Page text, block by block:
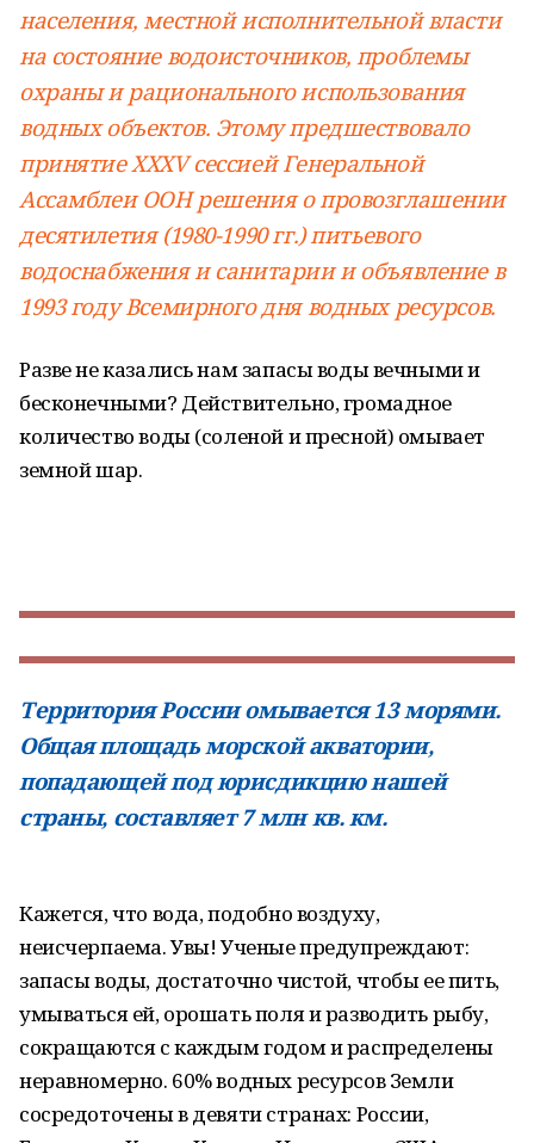
населения, местной исполнительной власти
на состояние водоисточников, проблемы
охраны и рационального использования
водных объектов. Этому предшествовало
принятие XXXV сессией Генеральной
Ассамблеи ООН решения о провозглашении
десятилетия (1980-1990 гг.) питьевого
водоснабжения и санитарии и объявление в
1993 году Всемирного дня водных ресурсов.
Разве не казались нам запасы воды вечными и
бесконечными? Действительно, громадное
количество воды (соленой и пресной) омывает
земной шар.
Территория России омывается 13 морями.
Общая площадь морской акватории,
попадающей под юрисдикцию нашей
страны, составляет7 млн кв. км.
Кажется, что вода, подобно воздуху,
неисчерпаема. Увы! Ученые предупреждают:
запасы воды, достаточно чистой, чтобы ее пить,
умываться ей, орошать поля и разводить рыбу,
сокращаются с каждым годом и распределены
неравномерно. 60% водных ресурсов Земли
сосредоточены в девяти странах: России,